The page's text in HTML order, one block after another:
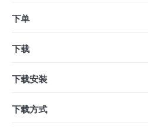
下单
下载
下载安装
下载方式